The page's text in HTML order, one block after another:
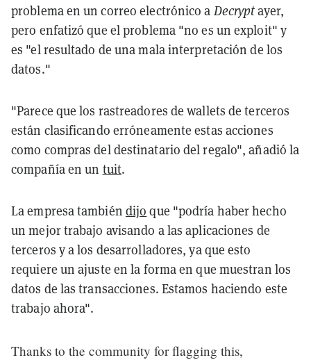
problema en un correo electrónico a Decryptayer,
pero enfatizó que el problema "no es un exploit" y
es "el resultado de una mala interpretación de los
datos."
"Parece que los rastreadores de wallets de terceros
están clasificando erróneamente estas acciones
como compras del destinatario del regalo", añadió la
compañía en un tuit.
La empresa también dijo que "podría haber hecho
un mejor trabajo avisando a las aplicaciones de
terceros y a los desarrolladores, ya que esto
requiere un ajuste en la forma en que muestran los
datos de las transacciones. Estamos haciendo este
trabajo ahora".
Thanks to the community for flagging this,